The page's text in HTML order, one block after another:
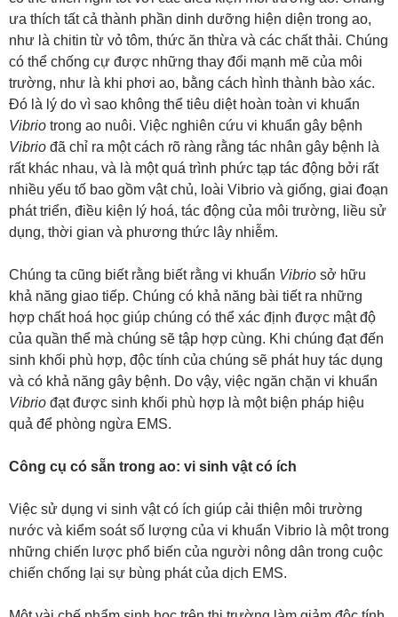
ưa thích tất cả thành phần dinh dưỡng hiện diện trong ao,
như là chitin từ vỏ tôm, thức ăn thừa và các chất thải. Chúng
có thể chống cự được những thay đổi mạnh mẽ của môi
trường, như là khi phơi ao, bằng cách hình thành bào xác.
Đó là lý do vì sao không thể tiêu diệt hoàn toàn vi khuẩn
Vibrio trong ao nuôi. Việc nghiên cứu vi khuẩn gây bệnh
Vibrio đã chỉ ra một cách rõ ràng rằng tác nhân gây bệnh là
rất khác nhau, và là một quá trình phức tạp tác động bởi rất
nhiều yếu tố bao gồm vật chủ, loài Vibrio và giống, giai đoạn
phát triển, điều kiện lý hoá, tác động của môi trường, liều sử
dụng, thời gian và phương thức lây nhiễm.
Chúng ta cũng biết rằng biết rằng vi khuẩn Vibrio sở hữu
khả năng giao tiếp. Chúng có khả năng bài tiết ra những
hợp chất hoá học giúp chúng có thể xác định được mật độ
của quần thể mà chúng sẽ tập hợp cùng. Khi chúng đạt đến
sinh khối phù hợp, độc tính của chúng sẽ phát huy tác dụng
và có khả năng gây bệnh. Do vậy, việc ngăn chặn vi khuẩn
Vibrio đạt được sinh khối phù hợp là một biện pháp hiệu
quả để phòng ngừa EMS.
Công cụ có sẵn trong ao: vi sinh vật có ích
Việc sử dụng vi sinh vật có ích giúp cải thiện môi trường
nước và kiểm soát số lượng của vi khuẩn Vibrio là một trong
những chiến lược phổ biến của người nông dân trong cuộc
chiến chống lại sự bùng phát của dịch EMS.